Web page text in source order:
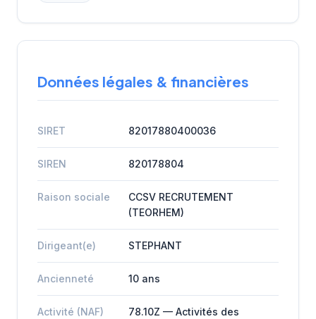
Données légales & financières
SIRET 82017880400036
SIREN 820178804
Raison sociale
CCSV RECRUTEMENT
(TEORHEM)
Dirigeant(e) STEPHANT
Ancienneté 10 ans
Activité (NAF)
78.10Z — Activités des